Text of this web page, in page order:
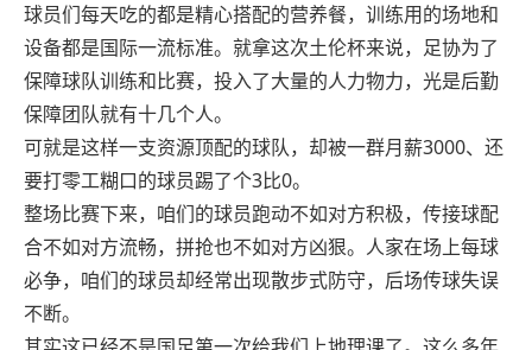
球员们每天吃的都是精心搭配的营养餐，训练用的场地和
设备都是国际一流标准。就拿这次土伦杯来说，足协为了
保障球队训练和比赛，投入了大量的人力物力，光是后勤
保障团队就有十几个人。
可就是这样一支资源顶配的球队，却被一群月薪3000、还
要打零工糊口的球员踢了个3比0。
整场比赛下来，咱们的球员跑动不如对方积极，传接球配
合不如对方流畅，拼抢也不如对方凶狠。人家在场上每球
必争，咱们的球员却经常出现散步式防守，后场传球失误
不断。